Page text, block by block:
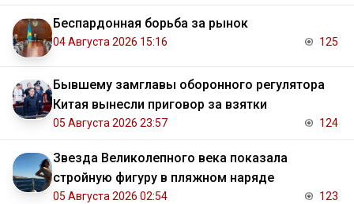
Беспардонная борьба за рынок
04 Августа 2026 15:16 125
Бывшему замглавы оборонного регулятора
Китая вынесли приговор за взятки
05 Августа 2026 23:57 124
Звезда Великолепного века показала
стройную фигуру в пляжном наряде
05 Августа 2026 02:54 123